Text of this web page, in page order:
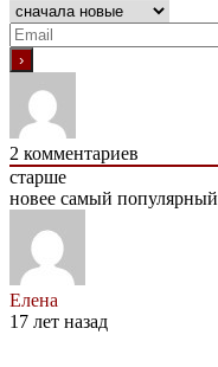
2 комментариев
старше
новее самый популярный
Елена
17 лет назад